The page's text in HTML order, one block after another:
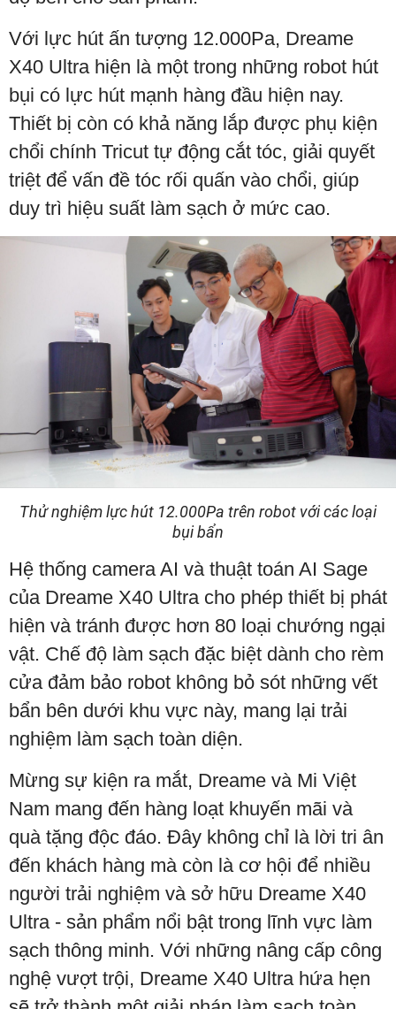
Với lực hút ấn tượng 12.000Pa, Dreame
X40 Ultra hiện là một trong những robot hút
bụi có lực hút mạnh hàng đầu hiện nay.
Thiết bị còn có khả năng lắp được phụ kiện
chổi chính Tricut tự động cắt tóc, giải quyết
triệt để vấn đề tóc rối quấn vào chổi, giúp
duy trì hiệu suất làm sạch ở mức cao.
Thử nghiệm lực hút 12.000Pa trên robot với các loại
bụi bẩn
Hệ thống camera AI và thuật toán AI Sage
của Dreame X40 Ultra cho phép thiết bị phát
hiện và tránh được hơn 80 loại chướng ngại
vật. Chế độ làm sạch đặc biệt dành cho rèm
cửa đảm bảo robot không bỏ sót những vết
bẩn bên dưới khu vực này, mang lại trải
nghiệm làm sạch toàn diện.
Mừng sự kiện ra mắt, Dreame và Mi Việt
Nam mang đến hàng loạt khuyến mãi và
quà tặng độc đáo. Đây không chỉ là lời tri ân
đến khách hàng mà còn là cơ hội để nhiều
người trải nghiệm và sở hữu Dreame X40
Ultra - sản phẩm nổi bật trong lĩnh vực làm
sạch thông minh. Với những nâng cấp công
nghệ vượt trội, Dreame X40 Ultra hứa hẹn